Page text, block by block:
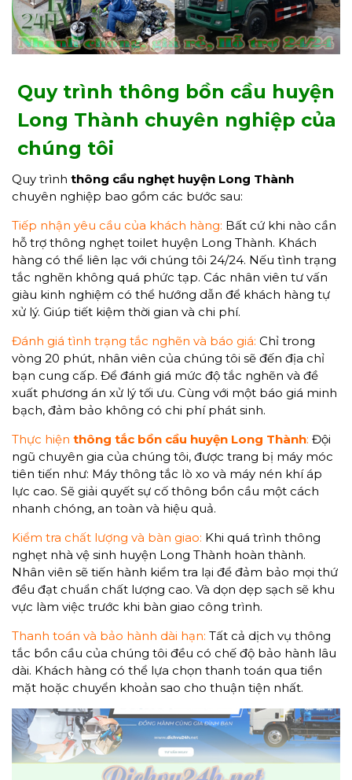
Quy trình thông bồn cầu huyện
Long Thành chuyên nghiệp của
chúng tôi
Quy trình thông cầu nghẹt huyện Long Thành
chuyên nghiệp bao gồm các bước sau:
Tiếp nhận yêu cầu của khách hàng: Bất cứ khi nào cần
hỗ trợ thông nghẹt toilet huyện Long Thành. Khách
hàng có thể liên lạc với chúng tôi 24/24. Nếu tình trạng
tắc nghẽn không quá phức tạp. Các nhân viên tư vấn
giàu kinh nghiệm có thể hướng dẫn để khách hàng tự
xử lý. Giúp tiết kiệm thời gian và chi phí.
Đánh giá tình trạng tắc nghẽn và báo giá: Chỉ trong
vòng 20 phút, nhân viên của chúng tôi sẽ đến địa chỉ
bạn cung cấp. Để đánh giá mức độ tắc nghẽn và đề
xuất phương án xử lý tối ưu. Cùng với một báo giá minh
bạch, đảm bảo không có chi phí phát sinh.
Thực hiện thông tắc bồn cầu huyện Long Thành: Đội
ngũ chuyên gia của chúng tôi, được trang bị máy móc
tiên tiến như: Máy thông tắc lò xo và máy nén khí áp
lực cao. Sẽ giải quyết sự cố thông bồn cầu một cách
nhanh chóng, an toàn và hiệu quả.
Kiểm tra chất lượng và bàn giao: Khi quá trình thông
nghẹt nhà vệ sinh huyện Long Thành hoàn thành.
Nhân viên sẽ tiến hành kiểm tra lại để đảm bảo mọi thứ
đều đạt chuẩn chất lượng cao. Và dọn dẹp sạch sẽ khu
vực làm việc trước khi bàn giao công trình.
Thanh toán và bảo hành dài hạn: Tất cả dịch vụ thông
tắc bồn cầu của chúng tôi đều có chế độ bảo hành lâu
dài. Khách hàng có thể lựa chọn thanh toán qua tiền
mặt hoặc chuyển khoản sao cho thuận tiện nhất.